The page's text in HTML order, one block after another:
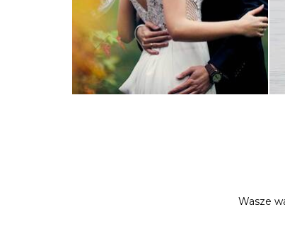
Wasze